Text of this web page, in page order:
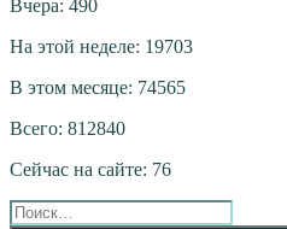
Вчера: 490
На этой неделе: 19703
В этом месяце: 74565
Всего: 812840
Сейчас на сайте: 76
Искать: